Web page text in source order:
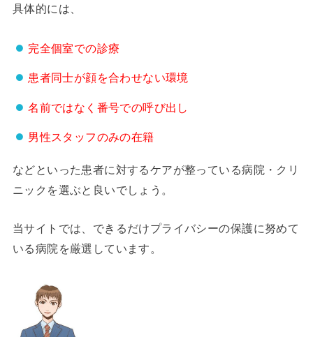
具体的には、
完全個室での診療
患者同士が顔を合わせない環境
名前ではなく番号での呼び出し
男性スタッフのみの在籍
などといった患者に対するケアが整っている病院・クリ
ニックを選ぶと良いでしょう。
当サイトでは、できるだけプライバシーの保護に努めて
いる病院を厳選しています。